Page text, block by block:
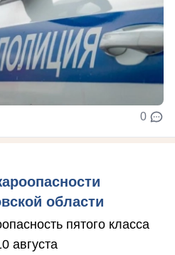
0
области
пятого класса
августа